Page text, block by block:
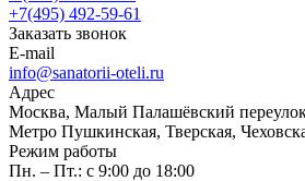
+7(495) 492-59-61
Заказать звонок
E-mail
info@sanatorii-oteli.ru
Адрес
Москва, Малый Палашёвский
Метро Пушкинская, Тверская,
Режим работы
Пн. – Пт.: с 9:00 до 18:00